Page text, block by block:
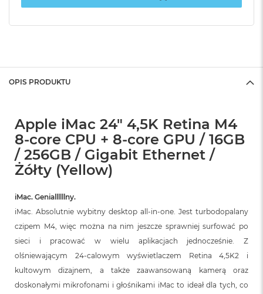
OPIS PRODUKTU
Apple iMac 24" 4,5K Retina M4
8-core CPU + 8-core GPU / 16GB
/ 256GB / Gigabit Ethernet /
Żółty (Yellow)
iMac. Geniallllllny.
iMac. Absolutnie wybitny desktop all‑in‑one. Jest turbodopalany
czipem M4, więc można na nim jeszcze sprawniej surfować po
sieci i pracować w wielu aplikacjach jednocześnie. Z
olśniewającym 24‑calowym wyświetlaczem Retina 4,5K2 i
kultowym dizajnem, a także zaawansowaną kamerą oraz
doskonałymi mikrofonami i głośnikami iMac to ideał dla tych, co